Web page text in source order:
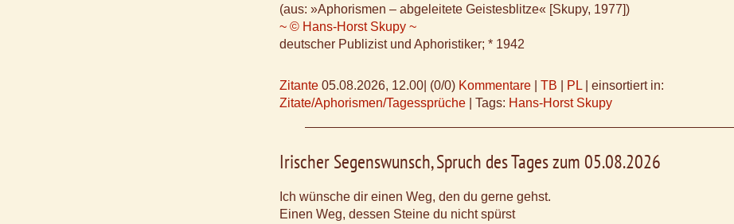
(aus: »Aphorismen – abgeleitete Geistesblitze« [Skupy, 1977])
~ © Hans-Horst Skupy ~
deutscher Publizist und Aphoristiker; * 1942
Zitante 05.08.2026, 12.00 (0/0) Kommentare TB PL
einsortiert in:
Zitate/Aphorismen/Tagessprüche
Tags: Hans-Horst Skupy
Irischer Segenswunsch, Spruch des Tages zum 05.08.2026
Ich wünsche dir einen Weg, den du gerne gehst.
Einen Weg, dessen Steine du nicht spürst